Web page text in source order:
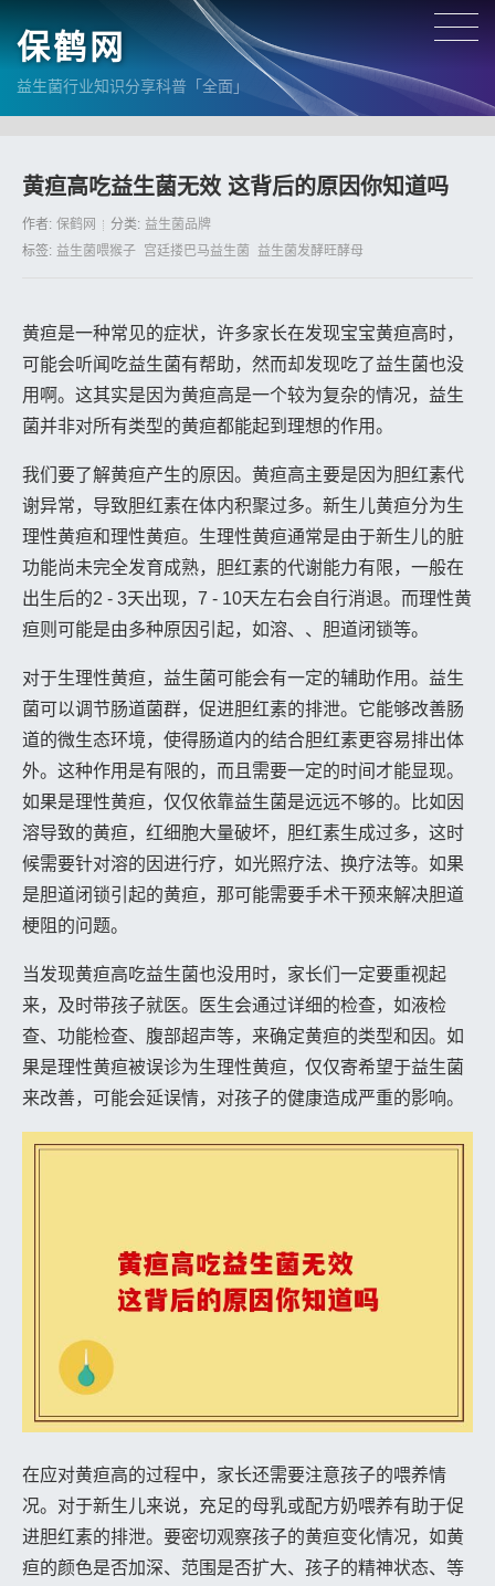
保鹤网
益生菌行业知识分享科普「全面」
黄疸高吃益生菌无效 这背后的原因你知道吗
作者: 保鹤网 分类: 益生菌品牌
标签: 益生菌喂猴子 宫廷搂巴马益生菌 益生菌发酵旺酵母
黄疸是一种常见的症状，许多家长在发现宝宝黄疸高时，
可能会听闻吃益生菌有帮助，然而却发现吃了益生菌也没
用啊。这其实是因为黄疸高是一个较为复杂的情况，益生
菌并非对所有类型的黄疸都能起到理想的作用。
我们要了解黄疸产生的原因。黄疸高主要是因为胆红素代
谢异常，导致胆红素在体内积聚过多。新生儿黄疸分为生
理性黄疸和理性黄疸。生理性黄疸通常是由于新生儿的脏
功能尚未完全发育成熟，胆红素的代谢能力有限，一般在
出生后的2 - 3天出现，7 - 10天左右会自行消退。而理性黄
疸则可能是由多种原因引起，如溶、、胆道闭锁等。
对于生理性黄疸，益生菌可能会有一定的辅助作用。益生
菌可以调节肠道菌群，促进胆红素的排泄。它能够改善肠
道的微生态环境，使得肠道内的结合胆红素更容易排出体
外。这种作用是有限的，而且需要一定的时间才能显现。
如果是理性黄疸，仅仅依靠益生菌是远远不够的。比如因
溶导致的黄疸，红细胞大量破坏，胆红素生成过多，这时
候需要针对溶的因进行疗，如光照疗法、换疗法等。如果
是胆道闭锁引起的黄疸，那可能需要手术干预来解决胆道
梗阻的问题。
当发现黄疸高吃益生菌也没用时，家长们一定要重视起
来，及时带孩子就医。医生会通过详细的检查，如液检
查、功能检查、腹部超声等，来确定黄疸的类型和因。如
果是理性黄疸被误诊为生理性黄疸，仅仅寄希望于益生菌
来改善，可能会延误情，对孩子的健康造成严重的影响。
在应对黄疸高的过程中，家长还需要注意孩子的喂养情
况。对于新生儿来说，充足的母乳或配方奶喂养有助于促
进胆红素的排泄。要密切观察孩子的黄疸变化情况，如黄
疸的颜色是否加深、范围是否扩大、孩子的精神状态、等